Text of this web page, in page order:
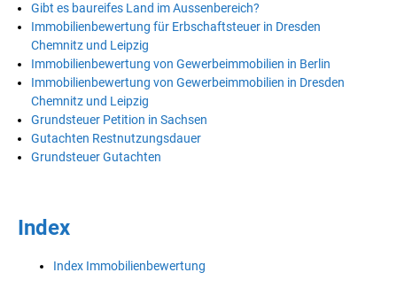
Gibt es baureifes Land im Aussenbereich?
Immobilienbewertung für Erbschaftsteuer in Dresden
Chemnitz und Leipzig
Immobilienbewertung von Gewerbeimmobilien in Berlin
Immobilienbewertung von Gewerbeimmobilien in Dresden
Chemnitz und Leipzig
Grundsteuer Petition in Sachsen
Gutachten Restnutzungsdauer
Grundsteuer Gutachten
Index
Index Immobilienbewertung